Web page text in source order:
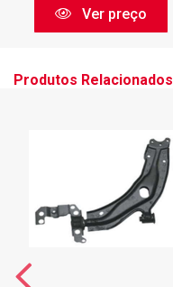
Ver preço
Produtos Relacionados